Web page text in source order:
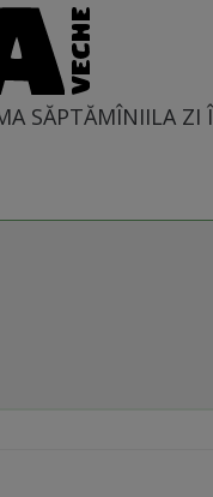
SĂPTĂMÎNIILA ZI